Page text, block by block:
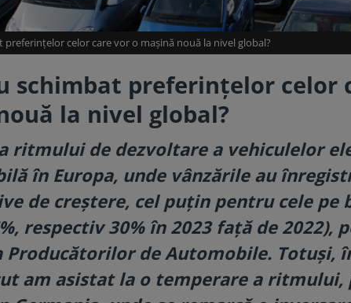
preferințelor celor care vor o mașină nouă la nivel global?
schimbat preferințelor celor
la nivel global?
ritmului de dezvoltare a vehiculelor
în Europa, unde vânzările au
de creștere, cel puțin pentru cele pe
respectiv 30% în 2023 față de 2022),
Producătorilor de Automobile. Totuși,
am asistat la o temperare a